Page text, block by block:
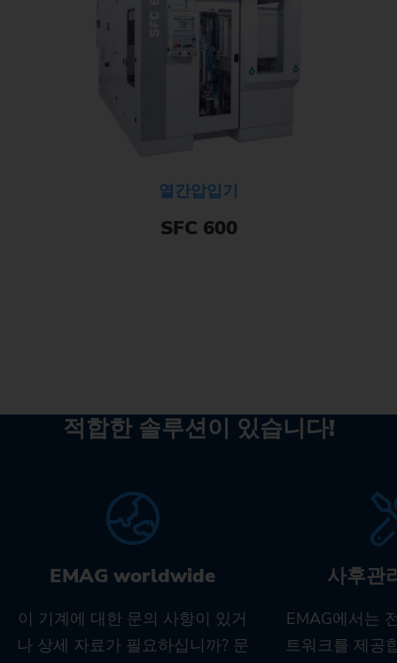
열간압입기
SFC 600
적합한 솔루션이 있습니다!
EMAG worldwide
이 기계에 대한 문의 사항이 있거
나 상세 자료가 필요하십니까? 문
사후관
EMAG에서는
트워크를 제공